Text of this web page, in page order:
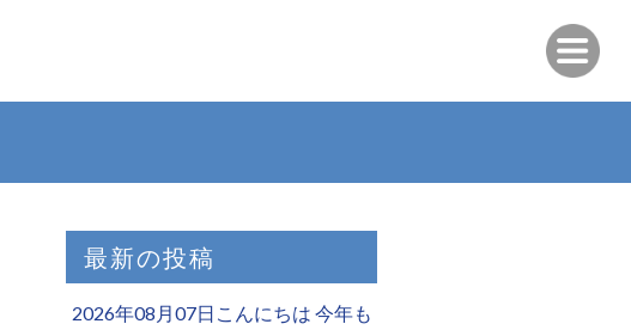
最新の投稿
2026年08月07日こんにちは 今年も